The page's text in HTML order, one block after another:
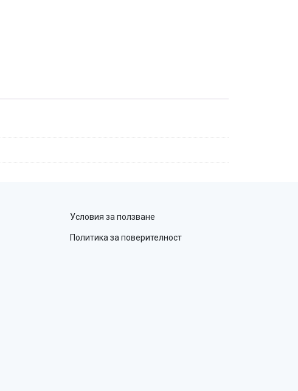
Условия за ползване
Политика за поверителност